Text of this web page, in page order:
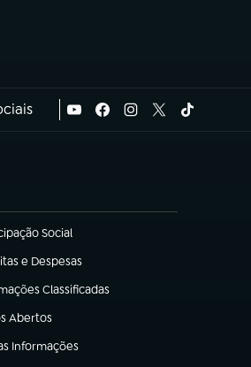
Social
em nova aba)
e Despesas
em nova aba)
Classificadas
em nova aba)
Abertos
nova aba)
Informações
em nova aba)